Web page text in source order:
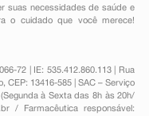
suas necessidades de saúde e
o cuidado que você merece!
72 | IE: 535.412.860.113 | Rua
CEP: 13416-585 | SAC – Serviço
à Sexta das 8h às 20h/
/ Farmacêutica responsável: